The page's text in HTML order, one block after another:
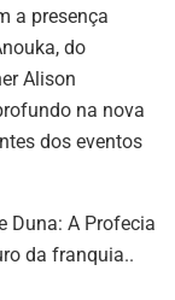
a presença
do
Alison
na nova
dos eventos